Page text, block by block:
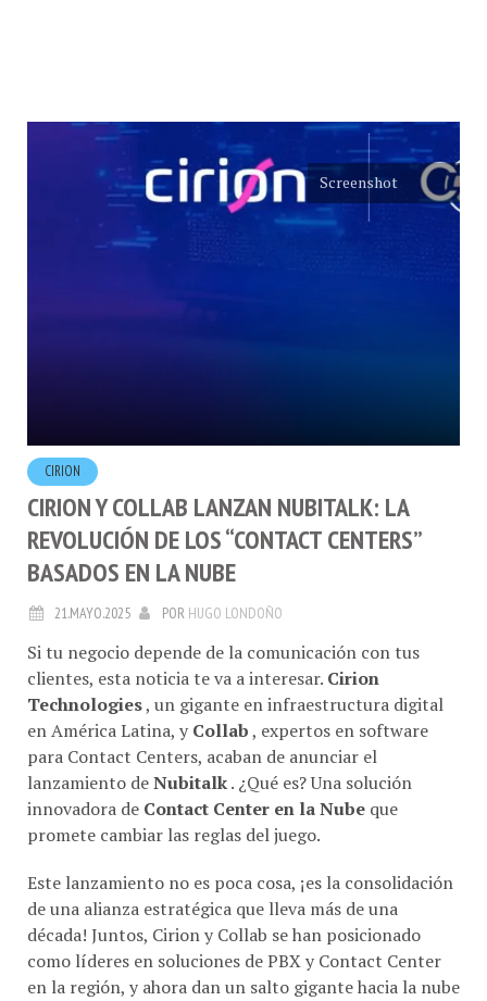
Screenshot
CIRION
CIRION Y COLLAB LANZAN NUBITALK: LA
REVOLUCIÓN DE LOS “CONTACT CENTERS”
BASADOS EN LA NUBE
21.MAYO.2025 PORHUGO LONDOÑO
Si tu negocio depende de la comunicación con tus
clientes, esta noticia te va a interesar.Cirion
Technologies, un gigante en infraestructura digital
en América Latina, yCollab, expertos en software
para Contact Centers, acaban de anunciar el
lanzamiento deNubitalk. ¿Qué es? Una solución
innovadora deContact Center en la Nubeque
promete cambiar las reglas del juego.
de una alianza estratégica que lleva más de una
década! Juntos, Cirion y Collab se han posicionado
como líderes en soluciones de PBX y Contact Center
en la región, y ahora dan un salto gigante hacia la nube
pública.